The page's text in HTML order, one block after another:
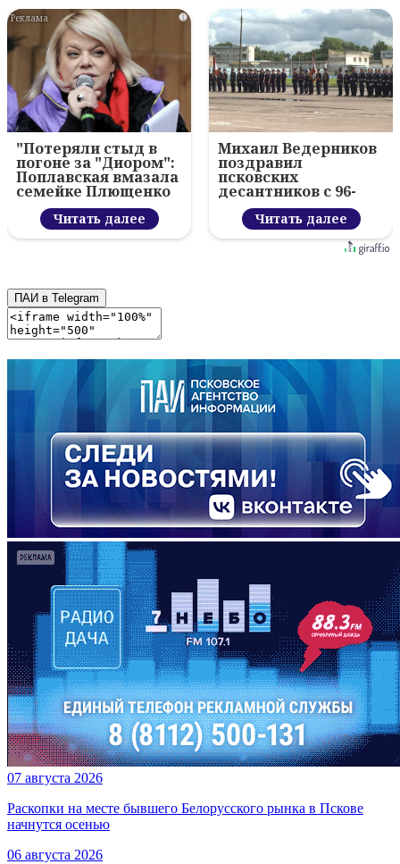
i
"Потеряли стыд в
погоне за "Диором":
Поплавская вмазала
семейке Плющенко
Читать далее
Михаил Ведерников
поздравил
псковских
десантников с 96-
летием ВДВ и
вручил награды
Читать далее
ПАИ в Telegram
07 августа 2026
Раскопки на месте бывшего Белорусского рынка в Пскове
начнутся осенью
06 августа 2026